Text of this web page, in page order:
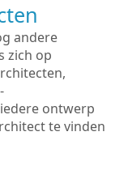
andere
zich op
ontwerp
te vinden